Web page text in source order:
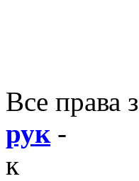
Все
рук-
к